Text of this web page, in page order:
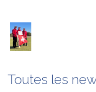
Toutes les